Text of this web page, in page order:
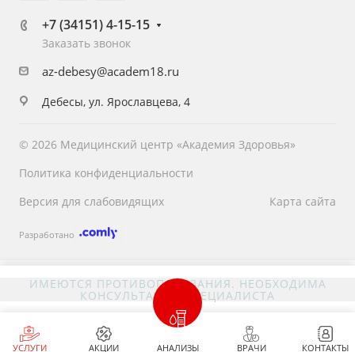
+7 (34151) 4-15-15
Заказать звонок
az-debesy@academ18.ru
Дебесы, ул. Ярославцева, 4
© 2026 Медицинский центр «Академия Здоровья»
Политика конфиденциальности
Версия для слабовидящих
Карта сайта
Разработано
ИМЕЮТСЯ ПРОТИВОПОКАЗАНИЯ. НЕОБХОДИМА
КОНСУЛЬТАЦИЯ СПЕЦИАЛИСТА
УСЛУГИ АКЦИИ АНАЛИЗЫ ВРАЧИ КОНТАКТЫ